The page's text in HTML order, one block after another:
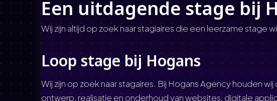
Een uitdagende stage bij
Wij zijn altijd op zoek naar stagiaires die een leerzame stage
Loop stage bij Hogans
Wij zijn op zoek naar stagaires. Bij Hogans Agency houden
ontwerp, realisatie en onderhoud van websites, digitale